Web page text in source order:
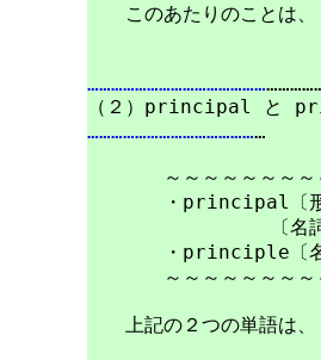
このあたりのことは、
………………………………………
………………………………………
～～～～～～～～～
・principal〔形容詞
〔名詞〕「頭（
・principle〔名詞〕
～～～～～～～～～
上記の２つの単語は、